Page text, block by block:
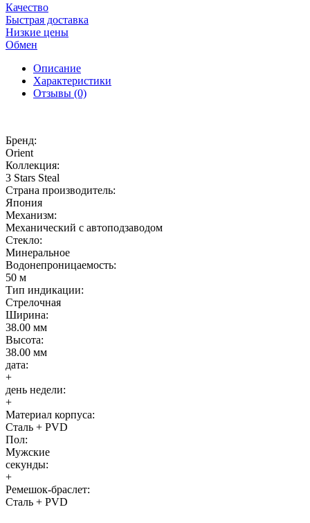
Качество
Быстрая доставка
Низкие цены
Обмен
Описание
Характеристики
Отзывы (0)
Бренд:
Orient
Коллекция:
3 Stars Steal
Страна производитель:
Япония
Механизм:
Механический с автоподзаводом
Стекло:
Минеральное
Водонепроницаемость:
50 м
Тип индикации:
Стрелочная
Ширина:
38.00 мм
Высота:
38.00 мм
дата:
+
день недели:
+
Материал корпуса:
Сталь + PVD
Пол:
Мужские
секунды:
+
Ремешок-браслет:
Сталь + PVD